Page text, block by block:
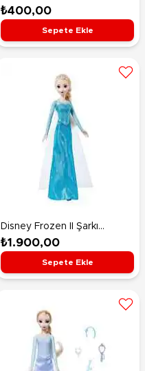
Anna Mini Bebekler Elsa
HLW98
₺400,00
Sepete Ekle
Disney Frozen II Şarkı
Söyleyen Elsa
₺1.900,00
Sepete Ekle